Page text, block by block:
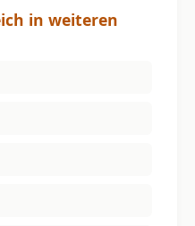
in weiteren